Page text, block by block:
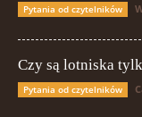
Pytania od czytelników
Czy są lotniska
Pytania od czytelników